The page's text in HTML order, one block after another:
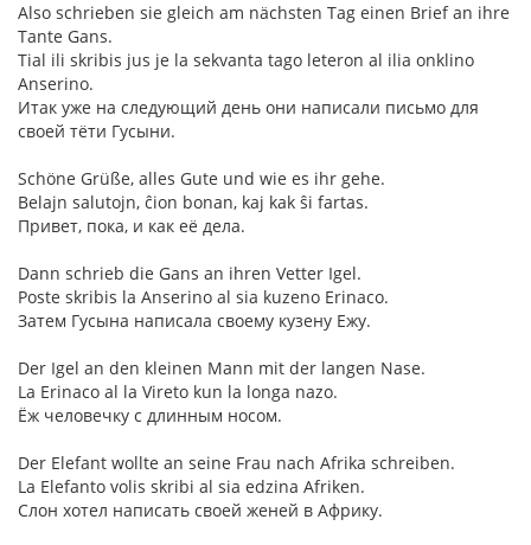
Also schrieben sie gleich am nächsten Tag einen Brief an ihre
Tante Gans.
Tial ili skribis jus je la sekvanta tago leteron al ilia onklino
Anserino.
Итак уже на следующий день они написали письмо для
своей тёти Гусыни.
Schöne Grüße, alles Gute und wie es ihr gehe.
Belajn salutojn, ĉion bonan, kaj kak ŝi fartas.
Привет, пока, и как её дела.
Dann schrieb die Gans an ihren Vetter Igel.
Poste skribis la Anserino al sia kuzeno Erinaco.
Затем Гусына написала своему кузену Ежу.
Der Igel an den kleinen Mann mit der langen Nase.
La Erinaco al la Vireto kun la longa nazo.
Ёж человечку с длинным носом.
Der Elefant wollte an seine Frau nach Afrika schreiben.
La Elefanto volis skribi al sia edzina Afriken.
Слон хотел написать своей женей в Африку.